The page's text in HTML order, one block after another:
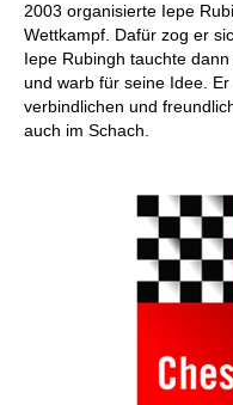
2003 organisierte Iepe
Wettkampf. Dafür zog er
Iepe Rubingh tauchte
und warb für seine Idee.
verbindlichen und
auch im Schach.